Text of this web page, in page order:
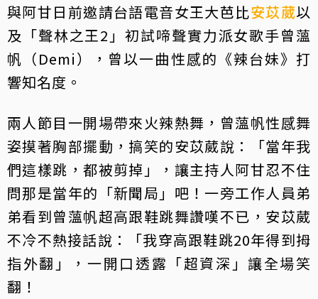
與阿甘日前邀請台語電音女王大芭比安苡葳以
及「聲林之王2」初試啼聲實力派女歌手曾薀
帆（Demi），曾以一曲性感的《辣台妹》打
響知名度。
兩人節目一開場帶來火辣熱舞，曾薀帆性感舞
姿摸著胸部擺動，搞笑的安苡葳說：「當年我
們這樣跳，都被剪掉」，讓主持人阿甘忍不住
問那是當年的「新聞局」吧！一旁工作人員弟
弟看到曾薀帆超高跟鞋跳舞讚嘆不已，安苡葳
不冷不熱接話說：「我穿高跟鞋跳20年得到拇
指外翻」，一開口透露「超資深」讓全場笑
翻！